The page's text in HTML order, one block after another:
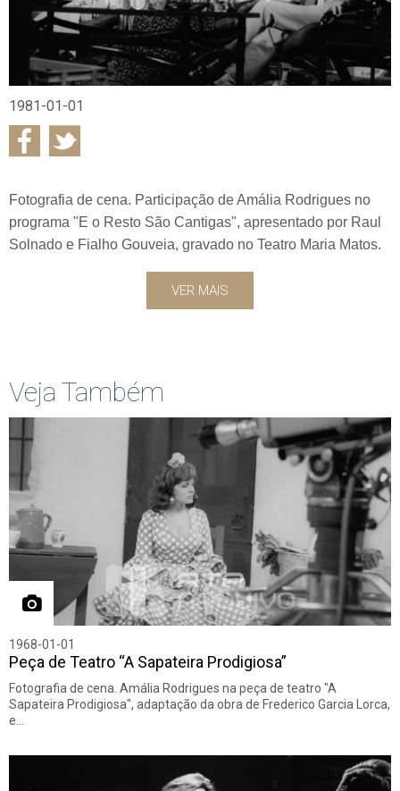
1981-01-01
Fotografia de cena. Participação de Amália Rodrigues no
programa "E o Resto São Cantigas", apresentado por Raul
Solnado e Fialho Gouveia, gravado no Teatro Maria Matos.
VER MAIS
Veja Também
1968-01-01
Peça de Teatro “A Sapateira Prodigiosa”
Fotografia de cena. Amália Rodrigues na peça de teatro "A
Sapateira Prodigiosa", adaptação da obra de Frederico Garcia Lorca,
e…